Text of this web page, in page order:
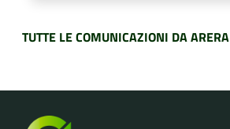
TUTTE LE COMUNICAZIONI DA ARERA